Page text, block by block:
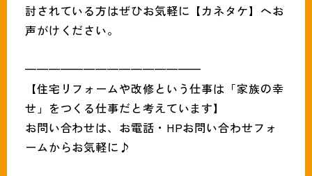
討されている方はぜひお気軽に【カネタケ】へお
声がけください。
———————————————
【住宅リフォームや改修という仕事は「家族の幸
せ」をつくる仕事だと考えています】
お問い合わせは、お電話・HPお問い合わせフォ
ームからお気軽に♪